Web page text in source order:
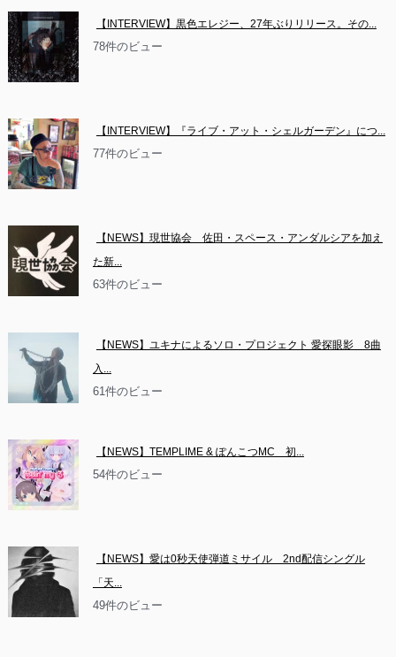
【INTERVIEW】黒色エレジー、27年ぶりリリース。その...
78件のビュー
【INTERVIEW】『ライブ・アット・シェルガーデン』につ...
77件のビュー
【NEWS】現世協会　佐田・スペース・アンダルシアを加え
た新...
63件のビュー
【NEWS】ユキナによるソロ・プロジェクト 愛探眼影　8曲
入...
61件のビュー
【NEWS】TEMPLIME & ぽんこつMC　初...
54件のビュー
【NEWS】愛は0秒天使弾道ミサイル　2nd配信シングル
「天...
49件のビュー